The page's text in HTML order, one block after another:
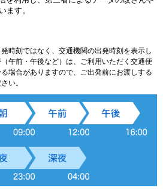
ます。
時刻ではなく、交通機関の出発時刻を表示し
午前・午後など）は、ご利用いただく交通便
場合がありますので、ご出発前にお渡しする
い。